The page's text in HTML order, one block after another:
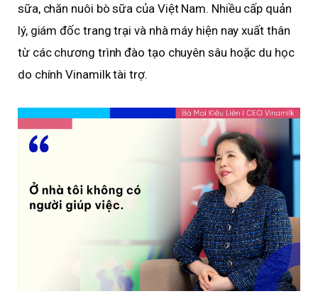
sữa, chăn nuôi bò sữa của Việt Nam. Nhiều cấp quản
lý, giám đốc trang trại và nhà máy hiện nay xuất thân
từ các chương trình đào tạo chuyên sâu hoặc du học
do chính Vinamilk tài trợ.